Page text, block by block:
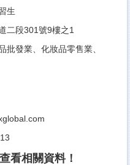
生
二段301號9樓之1
批發業、化妝品零售業、
看相關資料！